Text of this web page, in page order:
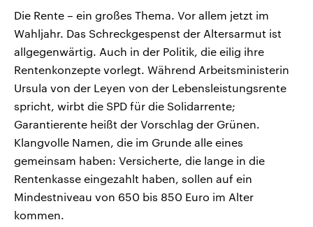
Die Rente – ein großes Thema. Vor allem jetzt im
Wahljahr. Das Schreckgespenst der Altersarmut ist
allgegenwärtig. Auch in der Politik, die eilig ihre
Rentenkonzepte vorlegt. Während Arbeitsministerin
Ursula von der Leyen von der Lebensleistungsrente
spricht, wirbt die SPD für die Solidarrente;
Garantierente heißt der Vorschlag der Grünen.
Klangvolle Namen, die im Grunde alle eines
gemeinsam haben: Versicherte, die lange in die
Rentenkasse eingezahlt haben, sollen auf ein
Mindestniveau von 650 bis 850 Euro im Alter
kommen.